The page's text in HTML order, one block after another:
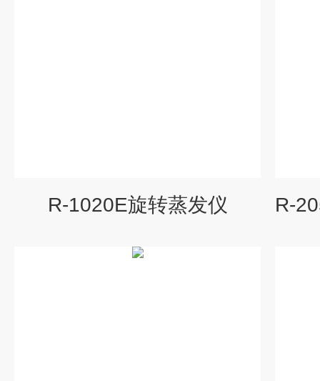
R-1020E旋转蒸发仪